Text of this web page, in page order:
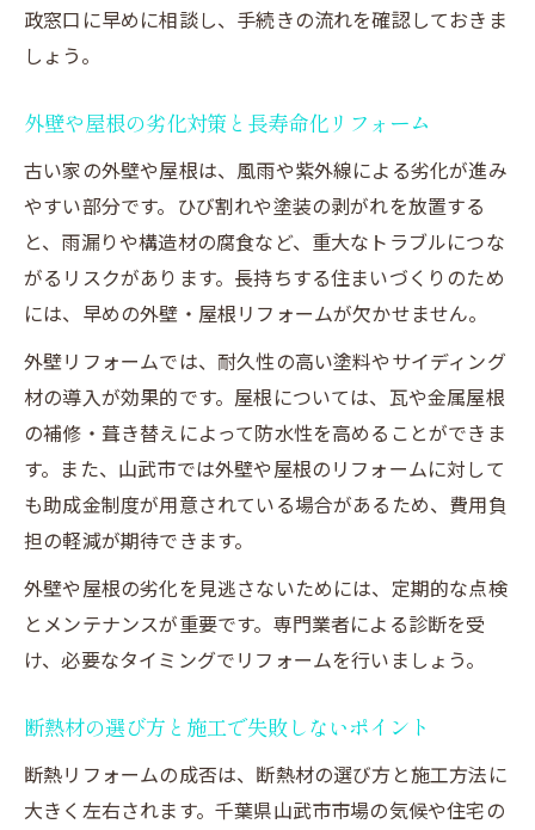
政窓口に早めに相談し、手続きの流れを確認しておきま
しょう。
外壁や屋根の劣化対策と長寿命化リフォーム
古い家の外壁や屋根は、風雨や紫外線による劣化が進み
やすい部分です。ひび割れや塗装の剥がれを放置する
と、雨漏りや構造材の腐食など、重大なトラブルにつな
がるリスクがあります。長持ちする住まいづくりのため
には、早めの外壁・屋根リフォームが欠かせません。
外壁リフォームでは、耐久性の高い塗料やサイディング
材の導入が効果的です。屋根については、瓦や金属屋根
の補修・葺き替えによって防水性を高めることができま
す。また、山武市では外壁や屋根のリフォームに対して
も助成金制度が用意されている場合があるため、費用負
担の軽減が期待できます。
外壁や屋根の劣化を見逃さないためには、定期的な点検
とメンテナンスが重要です。専門業者による診断を受
け、必要なタイミングでリフォームを行いましょう。
断熱材の選び方と施工で失敗しないポイント
断熱リフォームの成否は、断熱材の選び方と施工方法に
大きく左右されます。千葉県山武市市場の気候や住宅の